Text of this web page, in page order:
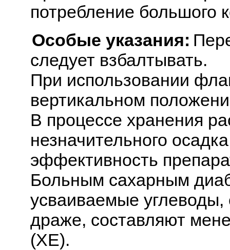
потребление большого
Особые указания:
следует взбалтывать.
При использовании
вертикальном
В процессе хранения
незначительного
эффективность
Больным сахарным
усваиваемые
драже, составляют
(ХЕ).